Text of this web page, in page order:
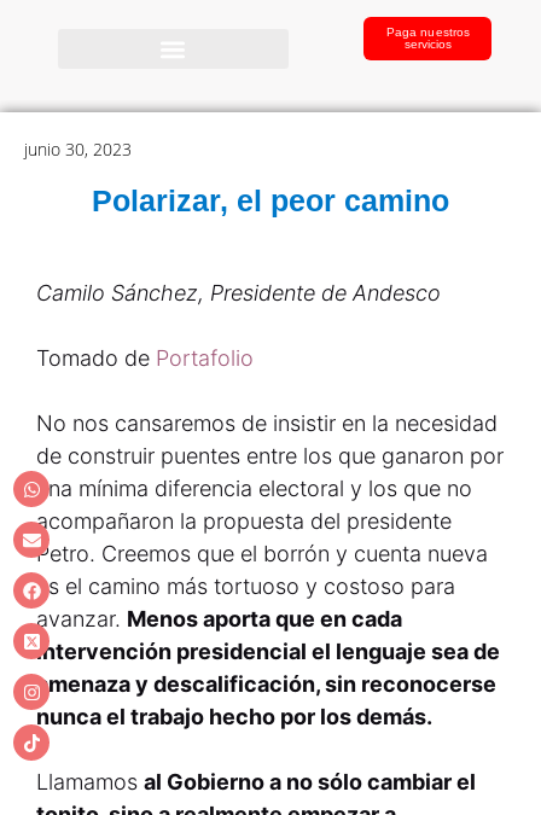
Paga nuestros
servicios
junio 30, 2023
Polarizar, el peor camino
Camilo Sánchez, Presidente de Andesco
Tomado de Portafolio
No nos cansaremos de insistir en la necesidad
de construir puentes entre los que ganaron por
una mínima diferencia electoral y los que no
acompañaron la propuesta del presidente
Petro. Creemos que el borrón y cuenta nueva
es el camino más tortuoso y costoso para
avanzar. Menos aporta que en cada
intervención presidencial el lenguaje sea de
amenaza y descalificación, sin reconocerse
nunca el trabajo hecho por los demás.
Llamamos al Gobierno a no sólo cambiar el